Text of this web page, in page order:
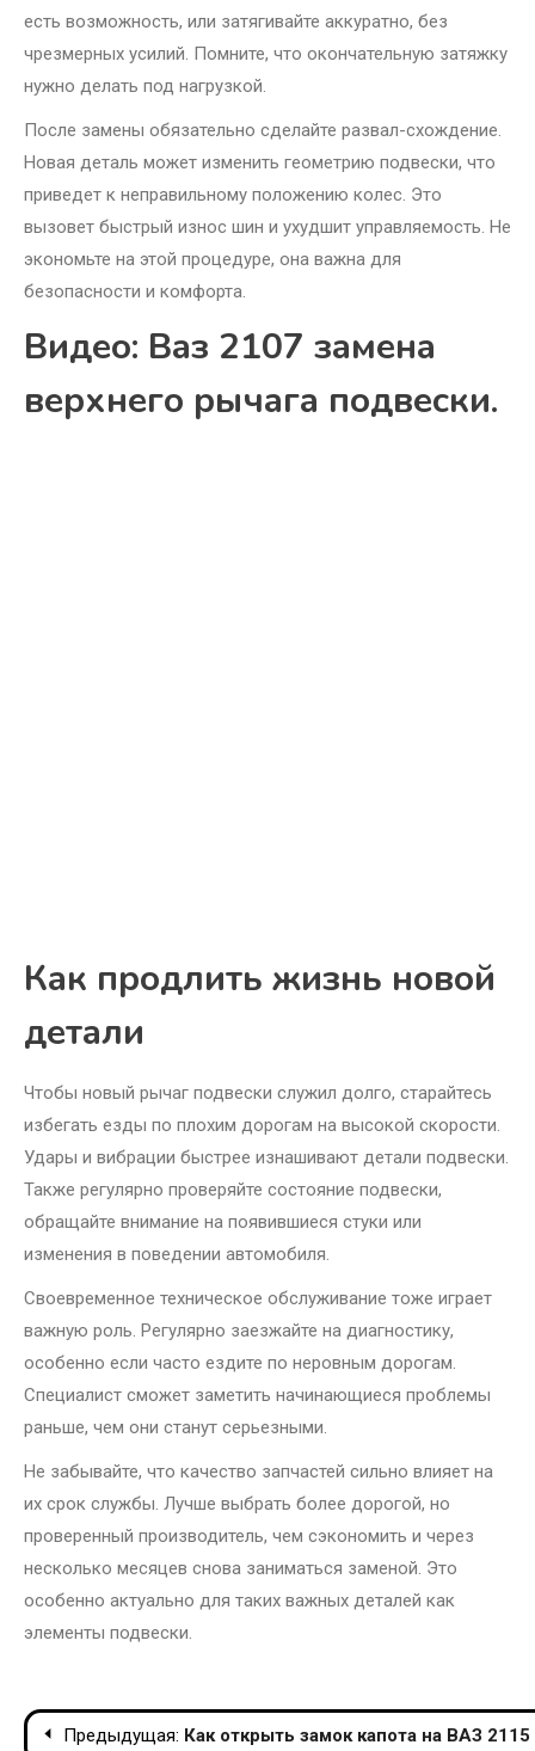
есть возможность, или затягивайте аккуратно, без
чрезмерных усилий. Помните, что окончательную затяжку
нужно делать под нагрузкой.
После замены обязательно сделайте развал-схождение.
Новая деталь может изменить геометрию подвески, что
приведет к неправильному положению колес. Это
вызовет быстрый износ шин и ухудшит управляемость. Не
экономьте на этой процедуре, она важна для
безопасности и комфорта.
Видео: Ваз 2107 замена
верхнего рычага подвески.
Как продлить жизнь новой
детали
Чтобы новый рычаг подвески служил долго, старайтесь
избегать езды по плохим дорогам на высокой скорости.
Удары и вибрации быстрее изнашивают детали подвески.
Также регулярно проверяйте состояние подвески,
обращайте внимание на появившиеся стуки или
изменения в поведении автомобиля.
Своевременное техническое обслуживание тоже играет
важную роль. Регулярно заезжайте на диагностику,
особенно если часто ездите по неровным дорогам.
Специалист сможет заметить начинающиеся проблемы
раньше, чем они станут серьезными.
Не забывайте, что качество запчастей сильно влияет на
их срок службы. Лучше выбрать более дорогой, но
проверенный производитель, чем сэкономить и через
несколько месяцев снова заниматься заменой. Это
особенно актуально для таких важных деталей как
элементы подвески.
Навигация
Предыдущая: Как открыть замок капота на ВАЗ